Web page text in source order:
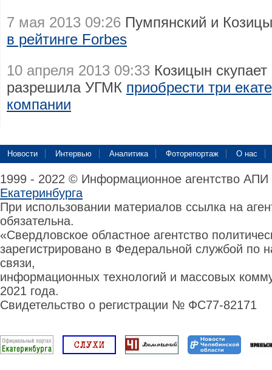
7 мая 2013 09:26 Пумпянский и
в рейтинге Forbes
10 апреля 2013 09:33 Козицын
разрешила УГМК приобрести три
компании
Новости Интервью Аналитика Фоторепортаж О нас
1999 - 2022 © Информационное агентство
Екатеринбурга
При использовании материалов ссылка на
обязательна.
«Свердловское областное агентство
зарегистрировано в Федеральной службой по
связи,
информационных технологий и массовых
2021 года.
Свидетельство о регистрации № ФС77-82171